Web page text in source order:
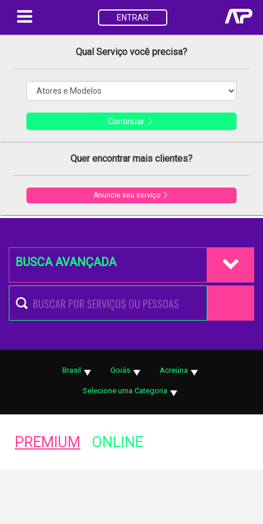
ENTRAR
Qual Serviço você precisa?
Continuar
Quer encontrar mais clientes?
Anuncie seu serviço
BUSCA AVANÇADA
Brasil Goiás Acreúna
Selecione uma Categoria
PREMIUM ONLINE